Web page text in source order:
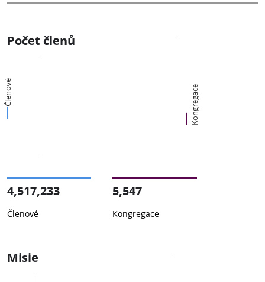
Počet členů
Členové Kongregace
4,517,233
Členové
5,547
Kongregace
Misie